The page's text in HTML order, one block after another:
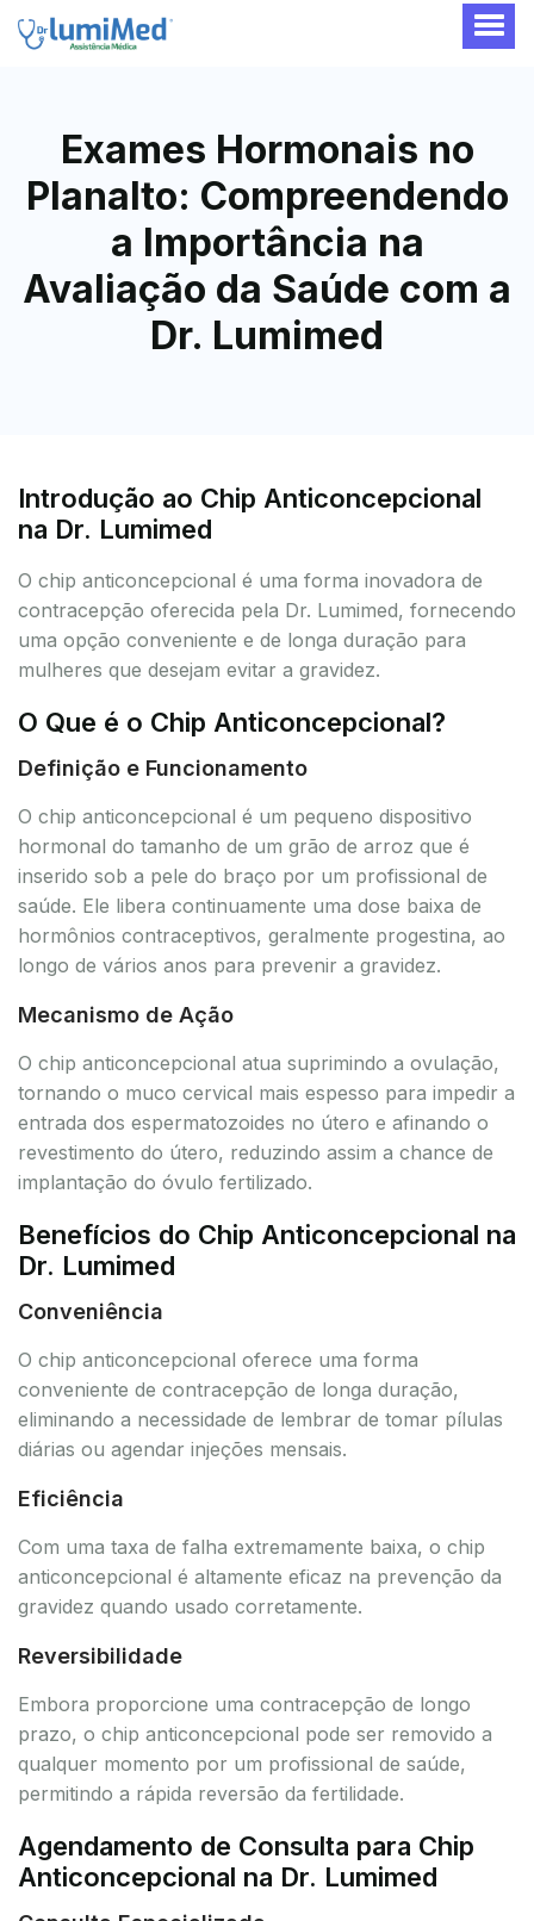
Exames Hormonais no
Planalto: Compreendendo
a Importância na
Avaliação da Saúde com a
Dr. Lumimed
Introdução ao Chip Anticoncepcional
na Dr. Lumimed
O chip anticoncepcional é uma forma inovadora de
contracepção oferecida pela Dr. Lumimed, fornecendo
uma opção conveniente e de longa duração para
mulheres que desejam evitar a gravidez.
O Que é o Chip Anticoncepcional?
Definição e Funcionamento
O chip anticoncepcional é um pequeno dispositivo
hormonal do tamanho de um grão de arroz que é
inserido sob a pele do braço por um profissional de
saúde. Ele libera continuamente uma dose baixa de
hormônios contraceptivos, geralmente progestina, ao
longo de vários anos para prevenir a gravidez.
Mecanismo de Ação
O chip anticoncepcional atua suprimindo a ovulação,
tornando o muco cervical mais espesso para impedir a
entrada dos espermatozoides no útero e afinando o
revestimento do útero, reduzindo assim a chance de
implantação do óvulo fertilizado.
Benefícios do Chip Anticoncepcional na
Dr. Lumimed
Conveniência
O chip anticoncepcional oferece uma forma
conveniente de contracepção de longa duração,
eliminando a necessidade de lembrar de tomar pílulas
diárias ou agendar injeções mensais.
Eficiência
Com uma taxa de falha extremamente baixa, o chip
anticoncepcional é altamente eficaz na prevenção da
gravidez quando usado corretamente.
Reversibilidade
Embora proporcione uma contracepção de longo
prazo, o chip anticoncepcional pode ser removido a
qualquer momento por um profissional de saúde,
permitindo a rápida reversão da fertilidade.
Agendamento de Consulta para Chip
Anticoncepcional na Dr. Lumimed